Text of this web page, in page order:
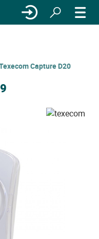
Capture D20